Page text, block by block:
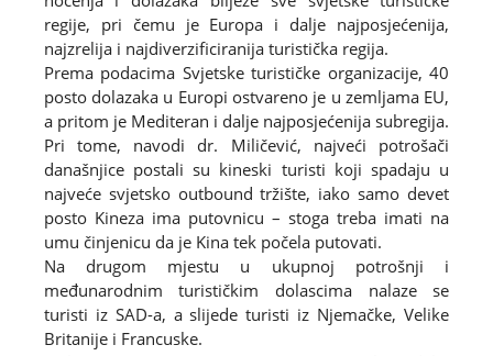
regije, pri čemu je Europa i dalje najposjećenija,
najzrelija i najdiverzificiranija turistička regija.
Prema podacima Svjetske turističke organizacije, 40
posto dolazaka u Europi ostvareno je u zemljama EU,
a pritom je Mediteran i dalje najposjećenija subregija.
Pri tome, navodi dr. Miličević, najveći potrošači
današnjice postali su kineski turisti koji spadaju u
najveće svjetsko outbound tržište, iako samo devet
posto Kineza ima putovnicu – stoga treba imati na
umu činjenicu da je Kina tek počela putovati.
Na drugom mjestu u ukupnoj potrošnji i
međunarodnim turističkim dolascima nalaze se
turisti iz SAD-a, a slijede turisti iz Njemačke, Velike
Britanije i Francuske.